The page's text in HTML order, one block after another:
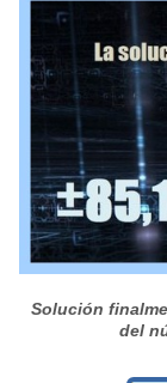
Solución
del